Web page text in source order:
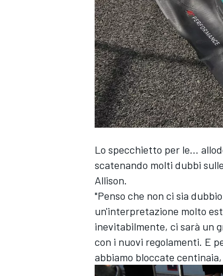
MONOPOSTO
Lo specchietto per le…
scatenando molti dubbi
Allison.
"Penso che non ci sia
un'interpretazione molto
inevitabilmente, ci sarà un
con i nuovi regolamenti. E
abbiamo bloccate